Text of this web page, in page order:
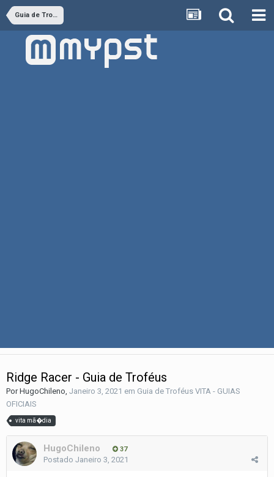
Guia de Troféus VITA - GUIAS OFICIAIS
Ridge Racer - Guia de Troféus
PorHugoChileno, Janeiro 3, 2021 em Guia de Troféus VITA - GUIAS
OFICIAIS
vita mã�dia
HugoChileno 37
Postado Janeiro 3, 2021